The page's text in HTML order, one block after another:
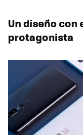
Un diseño
protagonista